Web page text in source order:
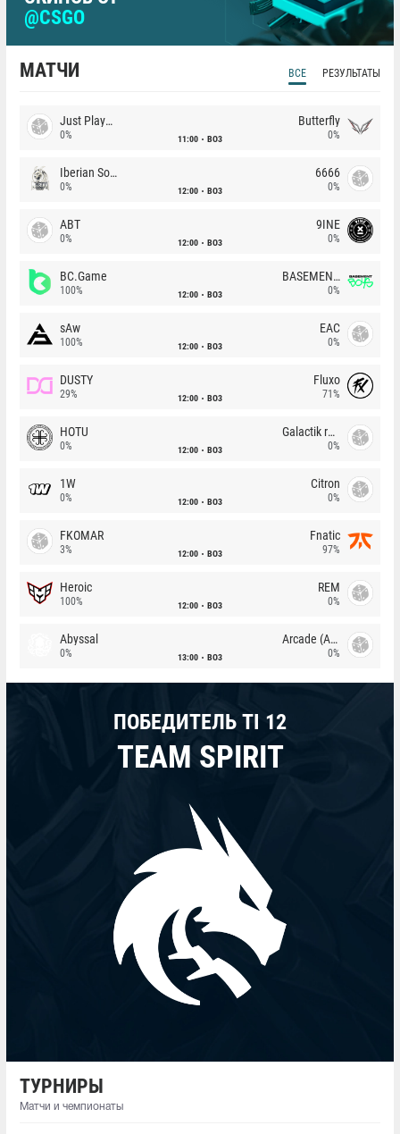
@CSGO
МАТЧИ ВСЕ РЕЗУЛЬТАТЫ
Just Players
0% 11:00 BO3
Butterfly
0%
Iberian Soul
0% 12:00 BO3
6666
0%
ABT
0% 12:00 BO3
9INE
0%
BC.Game
100% 12:00 BO3
BASEMENT BOYS
0%
sAw
100% 12:00 BO3
EAC
0%
DUSTY
29% 12:00 BO3
Fluxo
71%
HOTU
0% 12:00 BO3
Galactik rebels
0%
1W
0% 12:00 BO3
Citron
0%
FKOMAR
3% 12:00 BO3
Fnatic
97%
Heroic
100% 12:00 BO3
REM
0%
Abyssal
0% 13:00 BO3
Arcade (AU)
0%
ПОБЕДИТЕЛЬ TI 12
TEAM SPIRIT
ТУРНИРЫ
Матчи и чемпионаты